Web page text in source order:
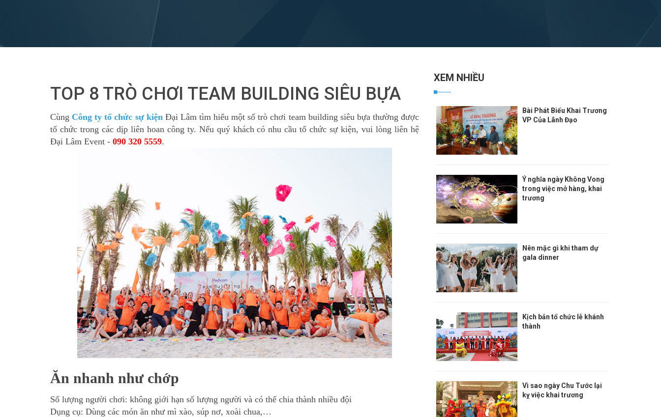
TOP 8 TRÒ CHƠI TEAM BUILDING SIÊU BỰA
Cùng Công ty tổ chức sự kiệnĐại Lâm tìm hiểu một số trò chơi team building siêu bựa thường được
tổ chức trong các dịp liên hoan công ty. Nếu quý khách có nhu cầu tổ chức sự kiện, vui lòng liên hệ
Đại Lâm Event - 090 320 5559.
Ăn nhanh như chớp
Số lượng người chơi: không giới hạn số lượng người và có thể chia thành nhiều đội
Dụng cụ: Dùng các món ăn như mì xào, súp nơ, xoài chua,…
XEM NHIỀU
Bài Phát Biểu Khai Trương
VP Của Lãnh Đạo
Ý nghĩa ngày Không Vong
trong việc mở hàng, khai
trương
Nên mặc gì khi tham dự
gala dinner
Kịch bản tổ chức lễ khánh
thành
Vì sao ngày Chu Tước lại
kỵ việc khai trương